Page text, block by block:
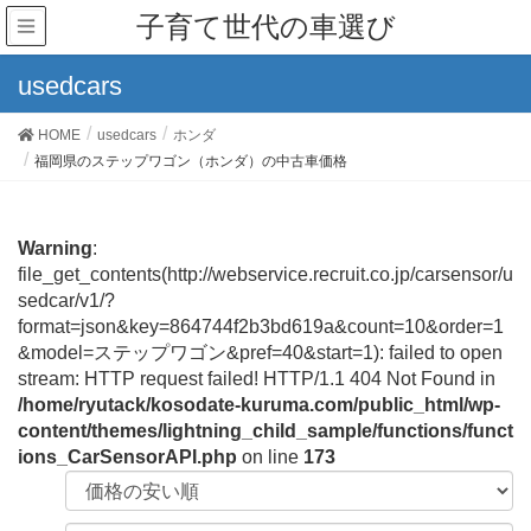
子育て世代の車選び
usedcars
HOME usedcars
ホンダ
福岡県のステップワゴン（ホンダ）の中古車価格
Warning:
file_get_contents(http://webservice.recruit.co.jp/carsensor/u
sedcar/v1/?
format=json&key=864744f2b3bd619a&count=10&order=1
&model=ステップワゴン&pref=40&start=1): failed to open
stream: HTTP request failed! HTTP/1.1 404 Not Found in
/home/ryutack/kosodate-kuruma.com/public_html/wp-
content/themes/lightning_child_sample/functions/funct
ions_CarSensorAPI.php on line 173